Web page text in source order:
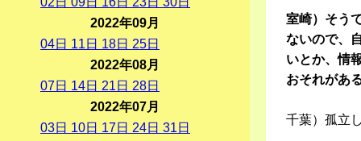
室崎）そう
ないので、
いとか、情
おそれがあ
千葉）孤立
2022年09月
04日 11 日 18日 25日
2022年08月
07日 14日 21 日 28日
2022年07月
03日 10日 17日 24日 31 日